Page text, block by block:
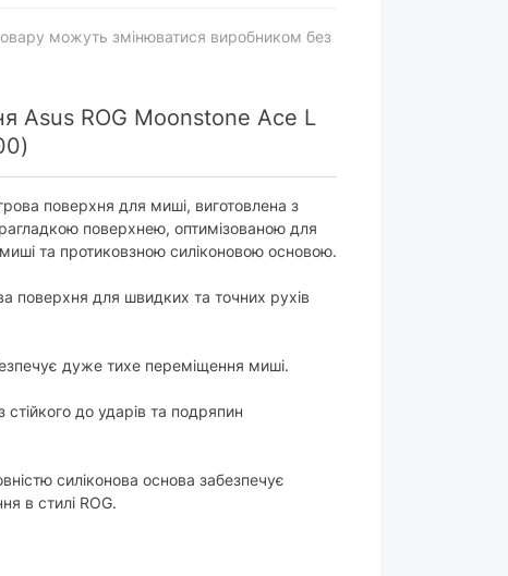
можуть змінюватися виробником без
Asus ROG Moonstone Ace L
поверхня для миші, виготовлена з
поверхнею, оптимізованою для
та протиковзною силіконовою основою.
поверхня для швидких та точних рухів
дуже тихе переміщення миші.
стійкого до ударів та подряпин
силіконова основа забезпечує
в стилі ROG.